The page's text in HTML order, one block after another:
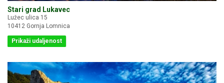
Stari grad Lukavec
Lužec ulica 15
10412 Gornja Lomnica
Prikaži udaljenost